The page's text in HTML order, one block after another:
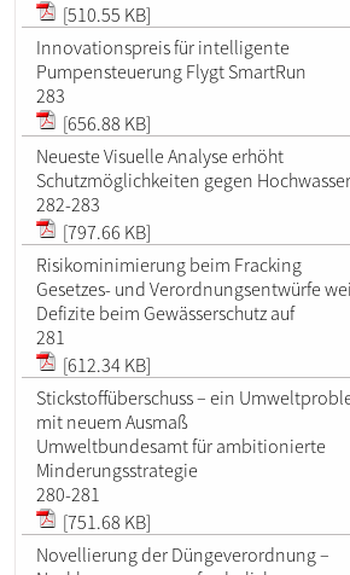
[510.55 KB]
Innovationspreis für intelligente
Pumpensteuerung Flygt SmartRun
283
[656.88 KB]
Neueste Visuelle Analyse erhöht
Schutzmöglichkeiten gegen Hochwasser
282-283
[797.66 KB]
Risikominimierung beim Fracking
Gesetzes- und Verordnungsentwürfe
Defizite beim Gewässerschutz auf
281
[612.34 KB]
Stickstoffüberschuss – ein
mit neuem Ausmaß
Umweltbundesamt für ambitionierte
Minderungsstrategie
280-281
[751.68 KB]
Novellierung der Düngeverordnung –